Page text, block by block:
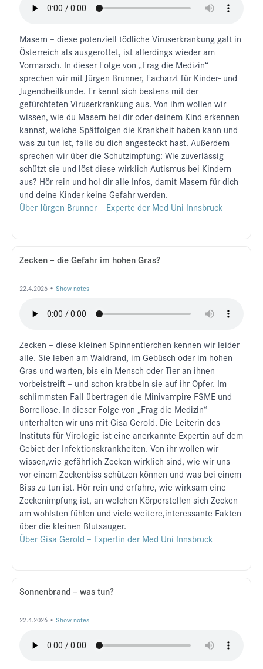
Masern – diese potenziell tödliche Viruserkrankung galt in
Österreich als ausgerottet, ist allerdings wieder am
Vormarsch. In dieser Folge von „Frag die Medizin“
sprechen wir mit Jürgen Brunner, Facharzt für Kinder- und
Jugendheilkunde. Er kennt sich bestens mit der
gefürchteten Viruserkrankung aus. Von ihm wollen wir
wissen, wie du Masern bei dir oder deinem Kind erkennen
kannst, welche Spätfolgen die Krankheit haben kann und
was zu tun ist, falls du dich angesteckt hast. Außerdem
sprechen wir über die Schutzimpfung: Wie zuverlässig
schützt sie und löst diese wirklich Autismus bei Kindern
aus? Hör rein und hol dir alle Infos, damit Masern für dich
und deine Kinder keine Gefahr werden.⁠
Über Jürgen Brunner – Experte der Med Uni Innsbruck
Zecken – die Gefahr im hohen Gras?
22.4.2026 • Show notes
Zecken – diese kleinen Spinnentierchen kennen wir leider
alle. Sie leben am Waldrand, im Gebüsch oder im hohen
Gras und warten, bis ein Mensch oder Tier an ihnen
vorbeistreift – und schon krabbeln sie auf ihr Opfer. Im
schlimmsten Fall übertragen die Minivampire FSME und
Borreliose. In dieser Folge von „Frag die Medizin“
unterhalten wir uns mit Gisa Gerold. Die Leiterin des
Instituts für Virologie ist eine anerkannte Expertin auf dem
Gebiet der Infektionskrankheiten. Von ihr wollen wir
wissen,wie gefährlich Zecken wirklich sind, wie wir uns
vor einem Zeckenbiss schützen können und was bei einem
Biss zu tun ist. Hör rein und erfahre, wie wirksam eine
Zeckenimpfung ist, an welchen Körperstellen sich Zecken
am wohlsten fühlen und viele weitere,interessante Fakten
über die kleinen Blutsauger.
Über Gisa Gerold – Expertin der Med Uni Innsbruck
Sonnenbrand – was tun?
22.4.2026 • Show notes